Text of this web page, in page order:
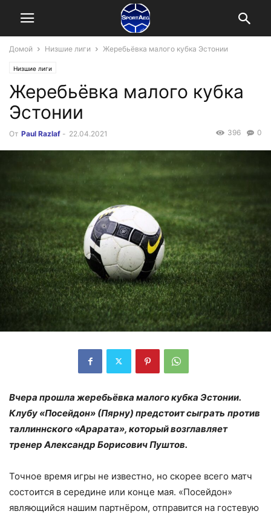
Домой Низшие лиги Жеребьёвка малого кубка Эстонии
Низшие лиги
Жеребьёвка малого кубка
Эстонии
От Paul Razlaf - 22.04.2021 0
396
Вчера прошла жеребьёвка малого кубка Эстонии.
Клубу «Посейдон» (Пярну) предстоит сыграть против
таллиннского «Арарата», который возглавляет
тренер Александр Борисович Пуштов.
Точное время игры не известно, но скорее всего матч
состоится в середине или конце мая. «Посейдон»
являющийся нашим партнёром, отправится на гостевую